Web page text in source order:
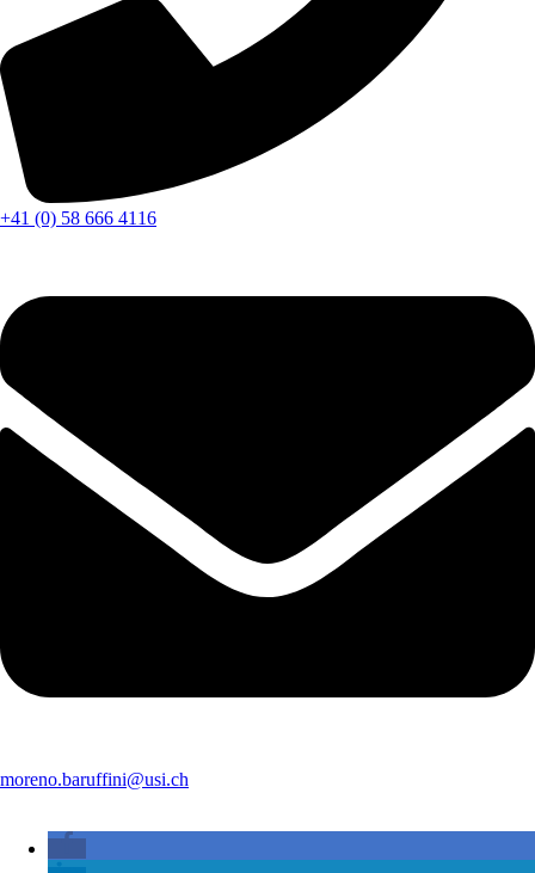
+41 (0) 58 666 4116
moreno.baruffini@usi.ch